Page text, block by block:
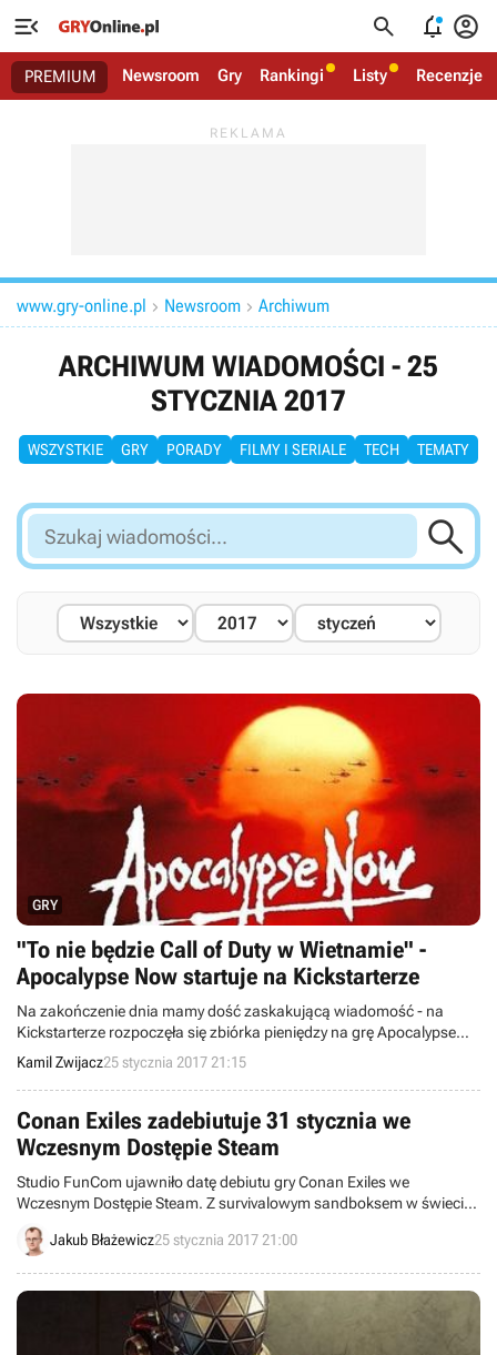
   
PREMIUM Newsroom Gry Rankingi Listy Recenzje
www.gry-online.pl  Newsroom  Archiwum
ARCHIWUM WIADOMOŚCI - 25
STYCZNIA 2017
WSZYSTKIE GRY PORADY FILMY I SERIALE TECH TEMATY
Szukaj
wiadomości...

GRY
"To nie będzie Call of Duty w Wietnamie" -
Apocalypse Now startuje na Kickstarterze
Na zakończenie dnia mamy dość zaskakującą wiadomość - na
Kickstarterze rozpoczęła się zbiórka pieniędzy na grę Apocalypse
Now, opartą na słynnym filmie znanym w Polsce pod tytułem Czas
apokalipsy.
Kamil Zwijacz25 stycznia 2017 21:15
Conan Exiles zadebiutuje 31 stycznia we
Wczesnym Dostępie Steam
Studio FunCom ujawniło datę debiutu gry Conan Exiles we
Wczesnym Dostępie Steam. Z survivalowym sandboksem w świecie
znanym z opowiadań o kultowym barbarzyńcy będziemy mogli
zapoznać się 31 stycznia. Jednocześnie pokazano nowy zwiastun
produkcji.
Jakub Błażewicz25 stycznia 2017 21:00